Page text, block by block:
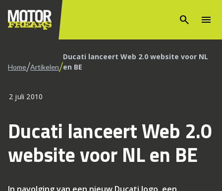
search menu
Home/Artikelen/Ducati lanceert Web 2.0 website voor NL
en BE
2 juli 2010
Ducati lanceert Web 2.0
website voor NL en BE